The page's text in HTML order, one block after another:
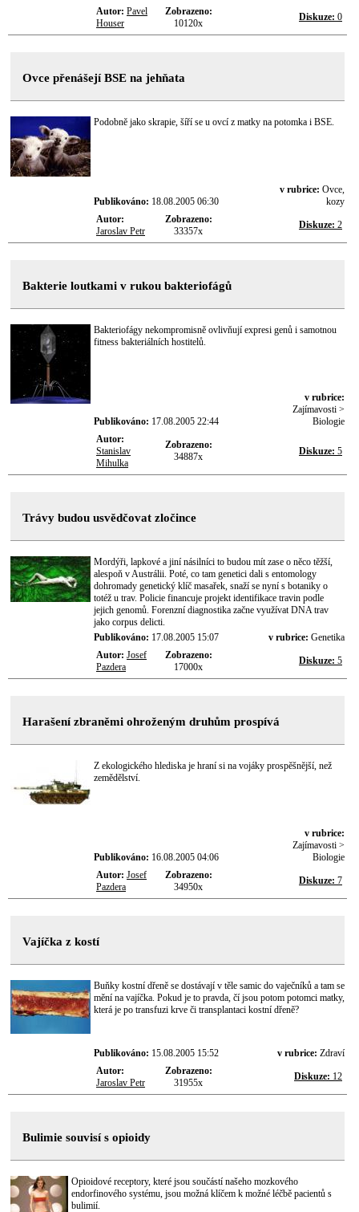
Autor: Pavel
Houser
Zobrazeno:
10120x
Diskuze: 0
Ovce přenášejí BSE na jehňata
Podobně jako skrapie, šíří se u ovcí z matky na potomka i BSE.
Publikováno: 18.08.2005 06:30
v rubrice: Ovce,
kozy
Autor:
Jaroslav Petr
Zobrazeno:
33357x
Diskuze: 2
Bakterie loutkami v rukou bakteriofágů
Bakteriofágy nekompromisně ovlivňují expresi genů i samotnou
fitness bakteriálních hostitelů.
Publikováno: 17.08.2005 22:44
v rubrice:
Zajímavosti >
Biologie
Autor:
Stanislav
Mihulka
Zobrazeno:
34887x
Diskuze: 5
Trávy budou usvědčovat zločince
Mordýři, lapkové a jiní násilníci to budou mít zase o něco těžší,
alespoň v Austrálii. Poté, co tam genetici dali s entomology
dohromady genetický klíč masařek, snaží se nyní s botaniky o
totéž u trav. Policie financuje projekt identifikace travin podle
jejich genomů. Forenzní diagnostika začne využívat DNA trav
jako corpus delicti.
Publikováno: 17.08.2005 15:07 v rubrice: Genetika
Autor: Josef
Pazdera
Zobrazeno:
17000x
Diskuze: 5
Harašení zbraněmi ohroženým druhům prospívá
Z ekologického hlediska je hraní si na vojáky prospěšnější, než
zemědělství.
Publikováno: 16.08.2005 04:06
v rubrice:
Zajímavosti >
Biologie
Autor: Josef
Pazdera
Zobrazeno:
34950x
Diskuze: 7
Vajíčka z kostí
Buňky kostní dřeně se dostávají v těle samic do vaječníků a tam se
mění na vajíčka. Pokud je to pravda, čí jsou potom potomci matky,
která je po transfuzi krve či transplantaci kostní dřeně?
Publikováno: 15.08.2005 15:52 v rubrice: Zdraví
Autor:
Jaroslav Petr
Zobrazeno:
31955x
Diskuze: 12
Bulimie souvisí s opioidy
Opioidové receptory, které jsou součástí našeho mozkového
endorfinového systému, jsou možná klíčem k možné léčbě pacientů s
bulimií.